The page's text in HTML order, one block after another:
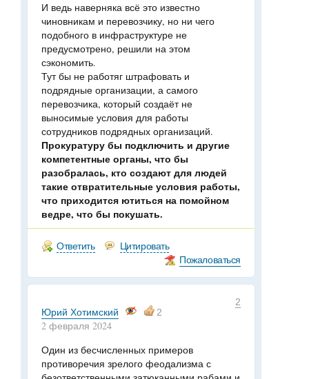
И ведь наверняка всё это известно
чиновникам и перевозчику, но ни чего
подобного в инфраструктуре не
предусмотрено, решили на этом
сэкономить.
Тут бы не работяг штрафовать и
подрядные организации, а самого
перевозчика, который создаёт не
выносимые условия для работы
сотрудников подрядных организаций.
Прокуратуру бы подключить и другие
компетентные органы, что бы
разобралась, кто создают для людей
такие отвратительные условия работы,
что приходится ютиться на помойном
ведре, что бы покушать.
Ответить
Цитировать
Пожаловаться
2
Юрий Хотимский 2
2 февраля 2024
Один из бесчисленных примеров
противоречия зрелого феодализма с